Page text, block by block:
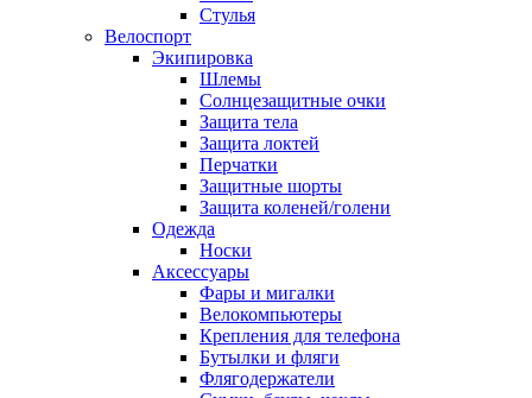
Стулья
Велоспорт
Экипировка
Шлемы
Солнцезащитные очки
Защита тела
Защита локтей
Перчатки
Защитные шорты
Защита коленей/голени
Одежда
Носки
Аксессуары
Фары и мигалки
Велокомпьютеры
Крепления для телефона
Бутылки и фляги
Флягодержатели